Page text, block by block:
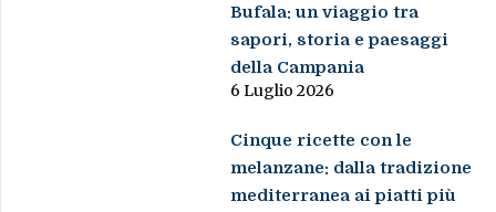
Bufala: un viaggio tra
sapori, storia e paesaggi
della Campania
6 Luglio 2026
Cinque ricette con le
melanzane: dalla tradizione
mediterranea ai piatti più